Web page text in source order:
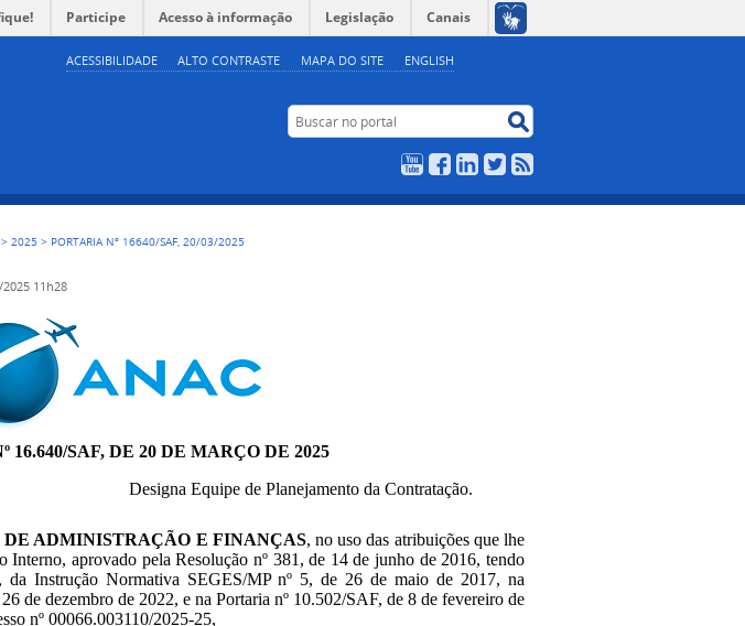
ACESSIBILIDADE ALTO CONTRASTE MAPA DO SITE ENGLISH
Participe Acesso à informação Legislação Canais
Buscar no portal
YouTubeFacebookLinkedIn
Twitter
>2025 > PORTARIA Nº 16640/SAF, 20/03/2025
11h28
16.640/SAF, DE 20 DE MARÇO DE 2025
Designa Equipe de Planejamento da Contratação.
ADMINISTRAÇÃO E FINANÇAS, no uso das atribuições que lhe
aprovado pela Resolução nº 381, de 14 de junho de 2016, tendo
Instrução Normativa SEGES/MP nº 5, de 26 de maio de 2017, na
de dezembro de 2022, e na Portaria nº 10.502/SAF, de 8 de fevereiro de
nº 00066.003110/2025-25,